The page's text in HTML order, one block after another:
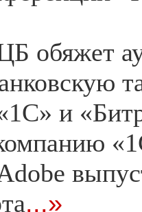
обяжет
и
...»